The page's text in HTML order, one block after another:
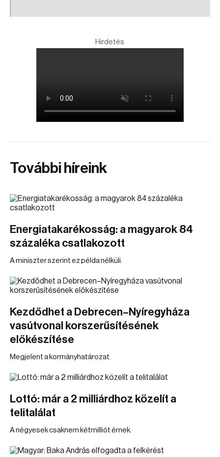
Hirdetés
További híreink
Energiatakarékosság: a magyarok 84
százaléka csatlakozott
A miniszter szerint ez példa nélküli.
Kezdődhet a Debrecen–Nyíregyháza
vasútvonal korszerűsítésének
előkészítése
Megjelent a kormányhatározat.
Lottó: már a 2 milliárdhoz közelít a
telitalálat
A négyesek csaknem kétmilliót érnek.